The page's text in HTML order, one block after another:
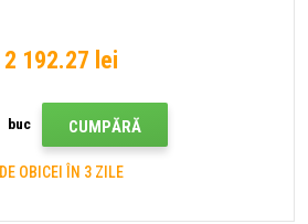
2 192.27 lei
buc CUMPĂRĂ
DE OBICEI ÎN 3 ZILE